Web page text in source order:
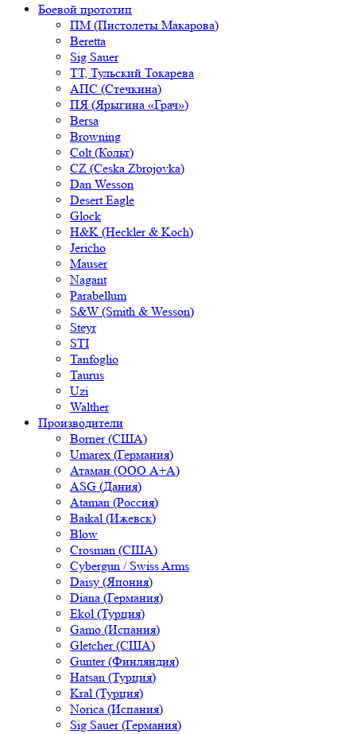
Боевой прототип
ПМ (Пистолеты Макарова)
Beretta
Sig Sauer
ТТ, Тульский Токарева
АПС (Стечкина)
ПЯ (Ярыгина «Грач»)
Bersa
Browning
Colt (Кольт)
CZ (Ceska Zbrojovka)
Dan Wesson
Desert Eagle
Glock
H&K (Heckler & Koch)
Jericho
Mauser
Nagant
Parabellum
S&W (Smith & Wesson)
Steyr
STI
Tanfoglio
Taurus
Uzi
Walther
Производители
Borner (США)
Umarex (Германия)
Атаман (ООО А+А)
ASG (Дания)
Ataman (Россия)
Baikal (Ижевск)
Blow
Crosman (США)
Cybergun / Swiss Arms
Daisy (Япония)
Diana (Германия)
Ekol (Турция)
Gamo (Испания)
Gletcher (США)
Gunter (Финляндия)
Hatsan (Турция)
Kral (Турция)
Norica (Испания)
Sig Sauer (Германия)